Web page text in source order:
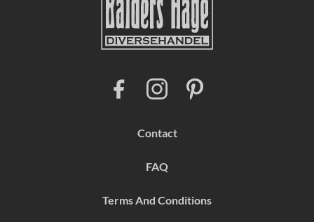
Contact
FAQ
Terms And Conditions
I
n
g
a
m